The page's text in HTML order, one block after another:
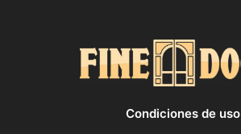
Condiciones de uso